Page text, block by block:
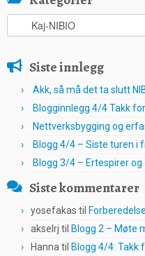
Kategorier
Siste innlegg
Akk, så må det ta slutt
Blogginnlegg 4/4 Takk
Nettverksbygging og
Blogg 4/4 – Siste turen i
Blogg 3/4 – Ertespirer
Siste kommentarer
yosefakas til
akselrj til Blogg 2 – Møte
Hanna til Blogg 4/4: Takk